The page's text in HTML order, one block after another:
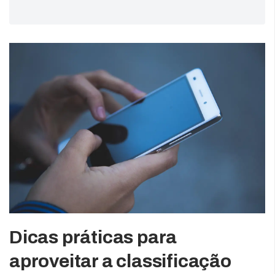
Dicas práticas para
aproveitar a classificação